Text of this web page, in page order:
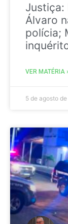
Justiça:
Álvaro
polícia;
VER MATÉRIA
5 de agosto